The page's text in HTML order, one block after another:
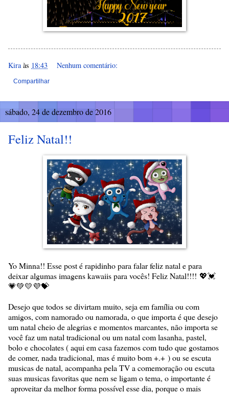
Kira às 18:43 Nenhum comentário:
Compartilhar
sábado, 24 de dezembro de 2016
Feliz Natal!!
Yo Minna!! Esse post é rapidinho para falar feliz natal e para
deixar algumas imagens kawaiis para vocês! Feliz Natal!!!! 💖💓
💗💚💛💜💝
Desejo que todos se divirtam muito, seja em família ou com
amigos, com namorado ou namorada, o que importa é que desejo
um natal cheio de alegrias e momentos marcantes, não importa se
você faz um natal tradicional ou um natal com lasanha, pastel,
bolo e chocolates ( aqui em casa fazemos com tudo que gostamos
de comer, nada tradicional, mas é muito bom +.+ ) ou se escuta
musicas de natal, acompanha pela TV a comemoração ou escuta
suas musicas favoritas que nem se ligam o tema, o importante é
aproveitar da melhor forma possível esse dia, porque o mais